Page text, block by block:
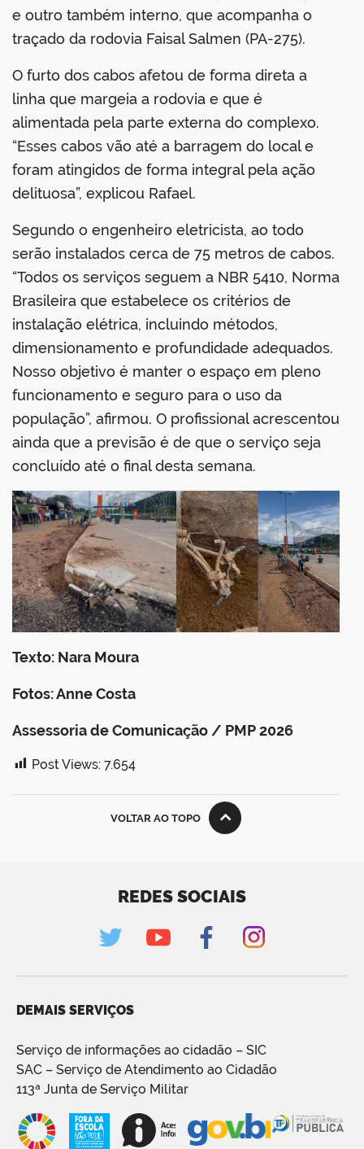
e outro também interno, que acompanha o
traçado da rodovia Faisal Salmen (PA-275).
O furto dos cabos afetou de forma direta a
linha que margeia a rodovia e que é
alimentada pela parte externa do complexo.
“Esses cabos vão até a barragem do local e
foram atingidos de forma integral pela ação
delituosa”, explicou Rafael.
Segundo o engenheiro eletricista, ao todo
serão instalados cerca de 75 metros de cabos.
“Todos os serviços seguem a NBR 5410, Norma
Brasileira que estabelece os critérios de
instalação elétrica, incluindo métodos,
dimensionamento e profundidade adequados.
Nosso objetivo é manter o espaço em pleno
funcionamento e seguro para o uso da
população”, afirmou. O profissional acrescentou
ainda que a previsão é de que o serviço seja
concluído até o final desta semana.
Texto: Nara Moura
Fotos: Anne Costa
Assessoria de Comunicação / PMP 2026
Post Views: 7.654
VOLTAR AO TOPO
REDES SOCIAIS
DEMAIS SERVIÇOS
Serviço de informações ao cidadão – SIC
SAC – Serviço de Atendimento ao Cidadão
113ª Junta de Serviço Militar